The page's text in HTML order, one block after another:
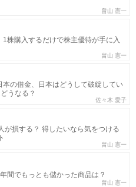
畠山 憲一
1株購入するだけで株主優待が手に入
畠山 憲一
本の借金、日本はどうして破綻してい
うなる？
佐々木 愛子
が損する？ 得したいなら気をつける
畠山 憲一
間でもっとも儲かった商品は？
畠山 憲一